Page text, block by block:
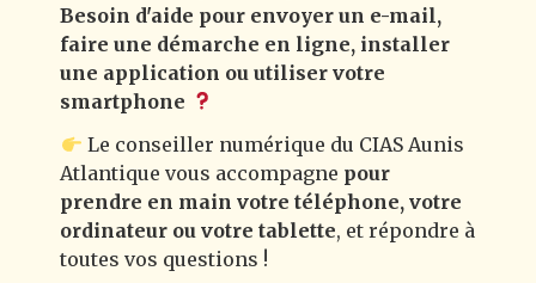
Besoin d'aide pour envoyer un e-mail,
faire une démarche en ligne, installer
une application ou utiliser votre
smartphone
Le conseiller numérique du CIAS Aunis
Atlantique vous accompagne pour
prendre en main votre téléphone, votre
ordinateur ou votre tablette, et répondre à
toutes vos questions !